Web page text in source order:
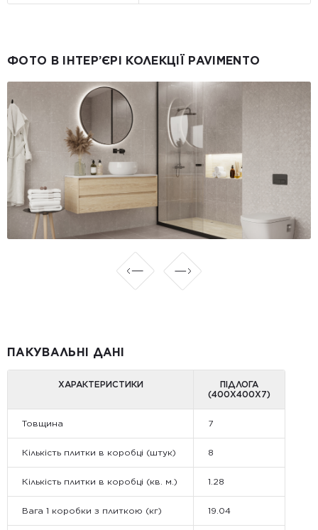
ФОТО В ІНТЕР’ЄРІ КОЛЕКЦІЇ PAVIMENTO
ПАКУВАЛЬНІ ДАНІ
ХАРАКТЕРИСТИКИ
ПІДЛОГА
(400Х400Х7)
Товщина 7
Кількість плитки в коробці (штук) 8
Кількість плитки в коробці (кв. м.) 1.28
Вага 1 коробки з плиткою (кг) 19.04